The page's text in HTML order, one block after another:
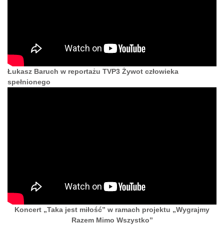
Łukasz Baruch w reportażu TVP3 Żywot człowieka
spełnionego
Koncert „Taka jest miłość” w ramach projektu „Wygrajmy
Razem Mimo Wszystko”